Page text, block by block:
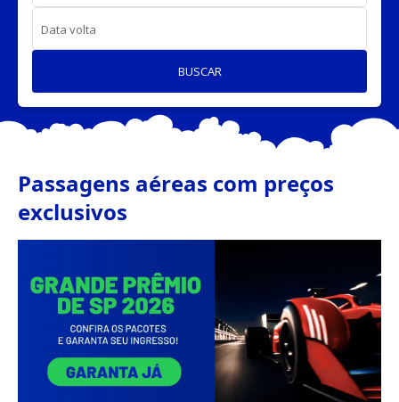
Data volta
BUSCAR
Passagens aéreas com preços
exclusivos